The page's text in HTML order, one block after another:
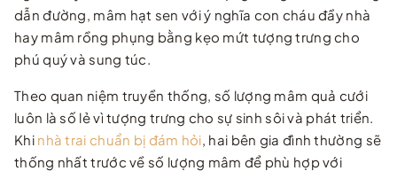
dẫn đường, mâm hạt sen với ý nghĩa con cháu đầy nhà
hay mâm rồng phụng bằng kẹo mứt tượng trưng cho
phú quý và sung túc.
Theo quan niệm truyền thống, số lượng mâm quả cưới
luôn là số lẻ vì tượng trưng cho sự sinh sôi và phát triển.
Khi nhà trai chuẩn bị đám hỏi, hai bên gia đình thường sẽ
thống nhất trước về số lượng mâm để phù hợp với